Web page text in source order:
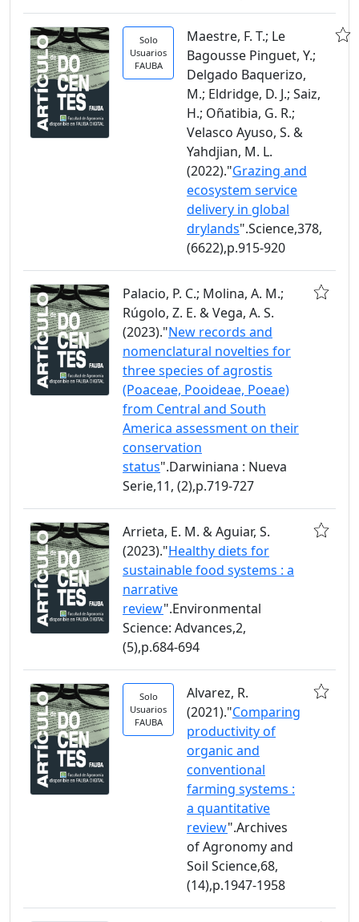
Solo
Usuarios
FAUBA
Maestre, F. T.; Le
Bagousse Pinguet, Y.;
Delgado Baquerizo,
M.; Eldridge, D. J.; Saiz,
H.; Oñatibia, G. R.;
Velasco Ayuso, S. &
Yahdjian, M. L.
(2022)."Grazing and
ecosystem service
delivery in global
drylands".Science,378,
(6622),p.915-920
Palacio, P. C.; Molina, A. M.;
Rúgolo, Z. E. & Vega, A. S.
(2023)."New records and
nomenclatural novelties for
three species of agrostis
(Poaceae, Pooideae, Poeae)
from Central and South
America assessment on their
conservation
status".Darwiniana : Nueva
Serie,11, (2),p.719-727
Arrieta, E. M. & Aguiar, S.
(2023)."Healthy diets for
sustainable food systems : a
narrative
review".Environmental
Science: Advances,2,
(5),p.684-694
Solo
Usuarios
FAUBA
Alvarez, R.
(2021)."Comparing
productivity of
organic and
conventional
farming systems :
a quantitative
review".Archives
of Agronomy and
Soil Science,68,
(14),p.1947-1958